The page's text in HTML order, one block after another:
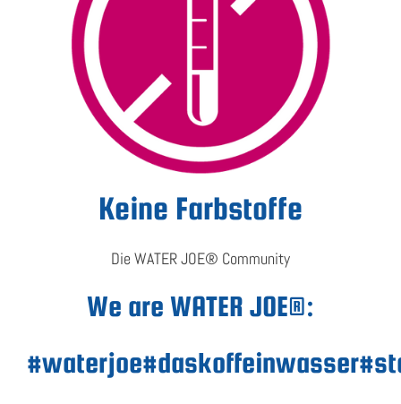
Keine Farbstoffe
Die WATER JOE® Community
We are WATER JOE®:
#waterjoe#daskoffeinwasser